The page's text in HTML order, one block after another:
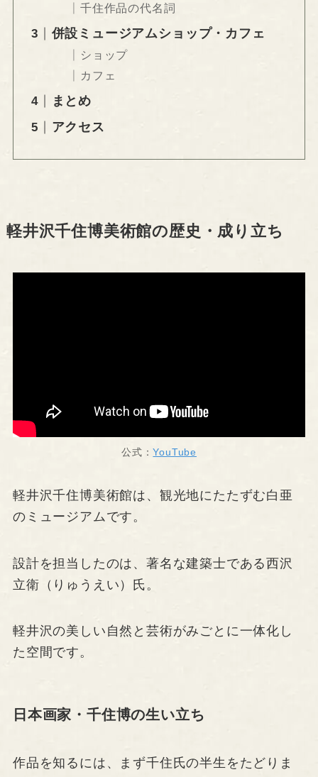
千住作品の代名詞
併設ミュージアムショップ・カフェ
ショップ
カフェ
まとめ
アクセス
軽井沢千住博美術館の歴史・成り立ち
公式：YouTube
軽井沢千住博美術館は、観光地にたたずむ白亜
のミュージアムです。
設計を担当したのは、著名な建築士である西沢
立衛（りゅうえい）氏。
軽井沢の美しい自然と芸術がみごとに一体化し
た空間です。
日本画家・千住博の生い立ち
作品を知るには、まず千住氏の半生をたどりま